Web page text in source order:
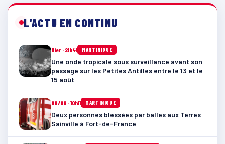
L'ACTU EN CONTINU
Hier · 21h41 MARTINIQUE
Une onde tropicale sous surveillance avant son
passage sur les Petites Antilles entre le 13 et le
15 août
08/08 · 10h11 MARTINIQUE
Deux personnes blessées par balles aux Terres
Sainville à Fort-de-France